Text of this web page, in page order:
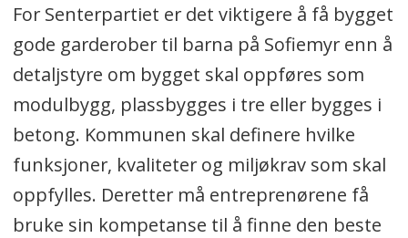
For Senterpartiet er det viktigere å få bygget
gode garderober til barna på Sofiemyr enn å
detaljstyre om bygget skal oppføres som
modulbygg, plassbygges i tre eller bygges i
betong. Kommunen skal definere hvilke
funksjoner, kvaliteter og miljøkrav som skal
oppfylles. Deretter må entreprenørene få
bruke sin kompetanse til å finne den beste